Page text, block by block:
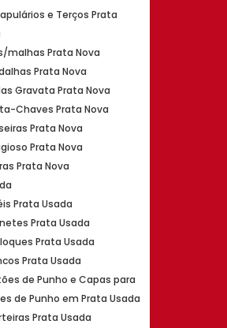
e Terços Prata
malhas Prata Nova
Prata Nova
Gravata Prata Nova
Chaves Prata Nova
Prata Nova
Prata Nova
Prata Nova
Prata Usada
Prata Usada
Prata Usada
Prata Usada
de Punho e Capas para
de Punho em Prata Usada
Prata Usada